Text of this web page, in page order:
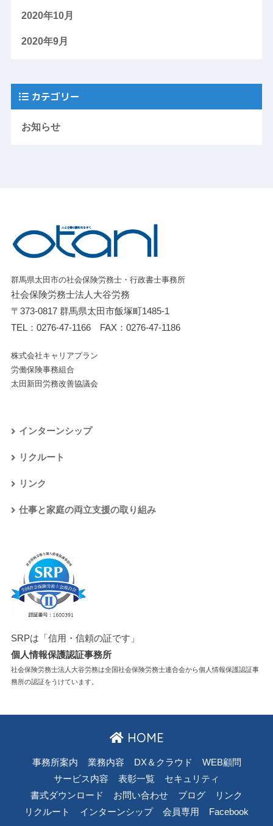
2020年10月
2020年9月
カテゴリー
お知らせ
群馬県太田市の社会保険労務士・行政書士事務所
社会保険労務士法人大谷労務
〒373-0817 群馬県太田市飯塚町1485-1
TEL： 0276-47-1166FAX：0276-47-1186
株式会社キャリアプラン
労働保険事務組合
太田新田労務改善協議会
インターンシップ
リクルート
リンク
仕事と家庭の両立支援の取り組み
SRPは「信用・信頼の証です」
個人情報保護認証事務所
社会保険労務士法人大谷労務は全国社会保険労務士連合会から個人情報保護認証事
務所の認証をうけています。
HOME
事務所案内 業務内容 DX＆クラウド
WEB顧問
サービス内容
表彰一覧
セキュリティ
書式ダウンロード
お問い合わせ ブログ
リンク
リクルート
インターンシップ 会員専用 Facebook